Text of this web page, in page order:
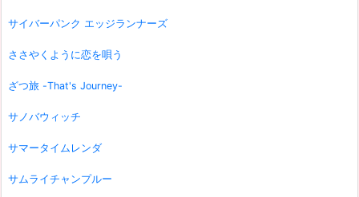
サイバーパンク エッジランナーズ
ささやくように恋を唄う
ざつ旅 -That's Journey-
サノバウィッチ
サマータイムレンダ
サムライチャンプルー